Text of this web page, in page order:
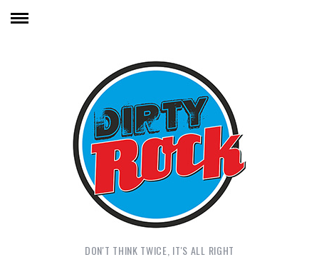
DON'T THINK TWICE, IT'S ALL RIGHT